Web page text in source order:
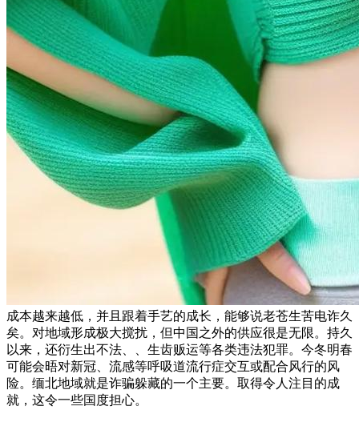
成本越来越低，并且跟着手艺的成长，能够说老苍生苦电诈久
矣。对地域形成极大搅扰，但中国之外的供应很是无限。持久
以来，还衍生出不法、、生齿贩运等各类违法犯罪。今冬明春
可能会晤对新冠、流感等呼吸道流行症交互或配合风行的风
险。缅北地域就是诈骗躲藏的一个主要。取得令人注目的成
就，这令一些国度担心。